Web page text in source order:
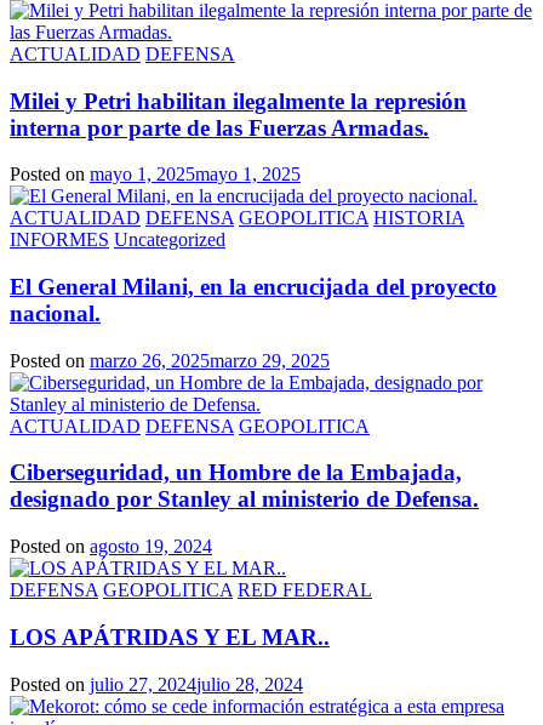
ACTUALIDAD DEFENSA
Milei y Petri habilitan ilegalmente la represión
interna por parte de las Fuerzas Armadas.
Posted on mayo 1, 2025mayo 1, 2025
ACTUALIDAD DEFENSA GEOPOLITICA HISTORIA
INFORMES Uncategorized
El General Milani, en la encrucijada del proyecto
nacional.
Posted on marzo 26, 2025marzo 29, 2025
ACTUALIDAD DEFENSA GEOPOLITICA
Ciberseguridad, un Hombre de la Embajada,
designado por Stanley al ministerio de Defensa.
Posted on agosto 19, 2024
DEFENSA GEOPOLITICA RED FEDERAL
LOS APÁTRIDAS Y EL MAR..
Posted on julio 27, 2024julio 28, 2024